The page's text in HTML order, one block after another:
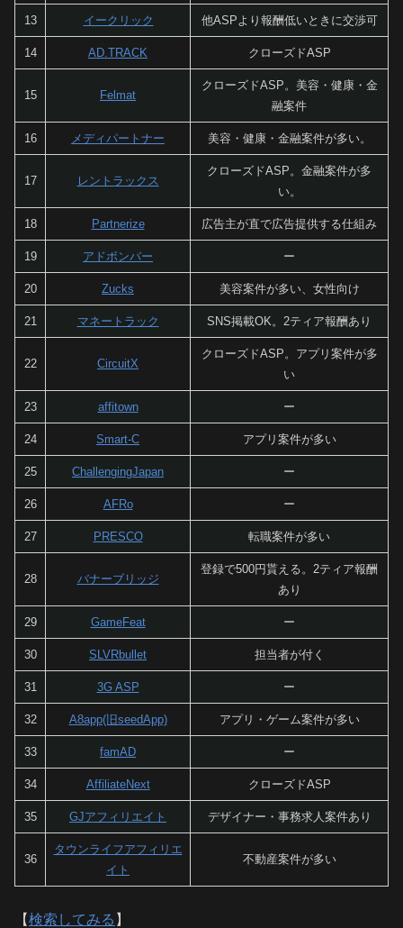
13 イークリック 他ASPより報酬低いときに交渉可
14 AD.TRACK クローズドASP
15 Felmat
クローズドASP。美容・健康・金
融案件
16 メディパートナー 美容・健康・金融案件が多い。
17 レントラックス
クローズドASP。金融案件が多
い。
18 Partnerize 広告主が直で広告提供する仕組み
19 アドボンバー ー
20 Zucks 美容案件が多い、女性向け
21 マネートラック SNS掲載OK。2ティア報酬あり
22 CircuitX
クローズドASP。アプリ案件が多
い
23 affitown ー
24 Smart-C アプリ案件が多い
25 ChallengingJapan ー
26 AFRo ー
27 PRESCO 転職案件が多い
28 バナーブリッジ
登録で500円貰える。2ティア報酬
あり
29 GameFeat ー
30 SLVRbullet 担当者が付く
31 3G ASP ー
32 A8app(旧seedApp) アプリ・ゲーム案件が多い
33 famAD ー
34 AffiliateNext クローズドASP
35 GJアフィリエイト デザイナー・事務求人案件あり
36
タウンライフアフィリエ
イト
不動産案件が多い
【検索してみる 】